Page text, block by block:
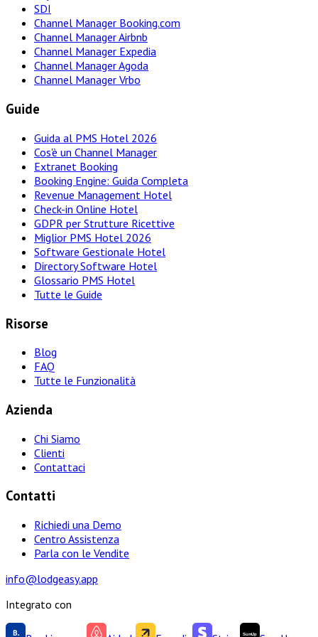
SDI
Channel Manager Booking.com
Channel Manager Airbnb
Channel Manager Expedia
Channel Manager Agoda
Channel Manager Vrbo
Guide
Guida al PMS Hotel 2026
Cos'è un Channel Manager
Extranet Booking
Booking Engine: Guida Completa
Revenue Management Hotel
Check-in Online Hotel
GDPR per Strutture Ricettive
Miglior PMS Hotel 2026
Software Gestionale Hotel
Directory Software Hotel
Glossario PMS Hotel
Tutte le Guide
Risorse
Blog
FAQ
Tutte le Funzionalità
Azienda
Chi Siamo
Clienti
Contattaci
Contatti
Richiedi una Demo
Centro Assistenza
Parla con le Vendite
info@lodgeasy.app
Integrato con